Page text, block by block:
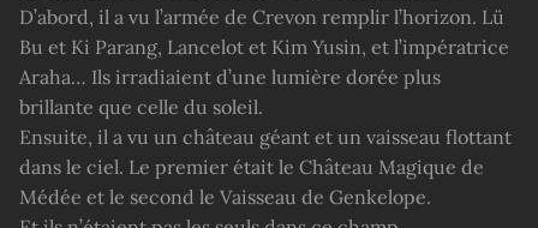
D’abord, il a vu l’armée de Crevon remplir l’horizon. Lü
Bu et Ki Parang, Lancelot et Kim Yusin, et l’impératrice
Araha… Ils irradiaient d’une lumière dorée plus
brillante que celle du soleil.
Ensuite, il a vu un château géant et un vaisseau flottant
dans le ciel. Le premier était le Château Magique de
Médée et le second le Vaisseau de Genkelope.